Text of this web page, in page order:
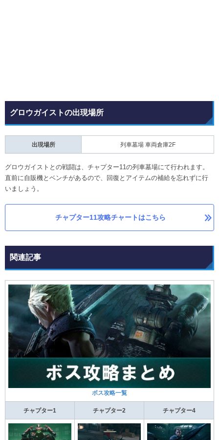
グロウガイストの出現場所
出現場所 列車墓場 車両倉庫2F
グロウガイストとの戦闘は、チャプター11の列車墓場にて行われます。
直前に自販機とベンチがあるので、回復とアイテムの補給を忘れずに行
いましょう。
チャプター11攻略チャートはこちら
関連記事
ボス攻略一覧
チャプター1 チャプター2 チャプター4